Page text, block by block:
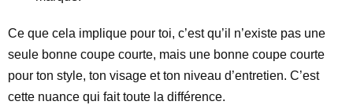
Ce que cela implique pour toi, c’est qu’il n’existe pas une
seule bonne coupe courte, mais une bonne coupe courte
pour ton style, ton visage et ton niveau d’entretien. C’est
cette nuance qui fait toute la différence.